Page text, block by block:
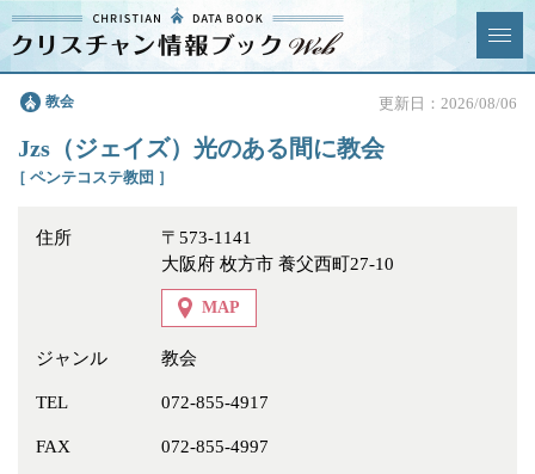
クリスチャン
情報ブックとは
News & Topics
よくあるご質問
情報掲載の変更・追加につい
教会
教会 更新日：2026/08/06
Jzs（ジェイズ）光のある間に教会
［ ペンテコステ教団 ］
住所
〒573-1141
大阪府 枚方市 養父西町27-10
MAP
ジャンル 教会
TEL 072-855-4917
FAX 072-855-4997